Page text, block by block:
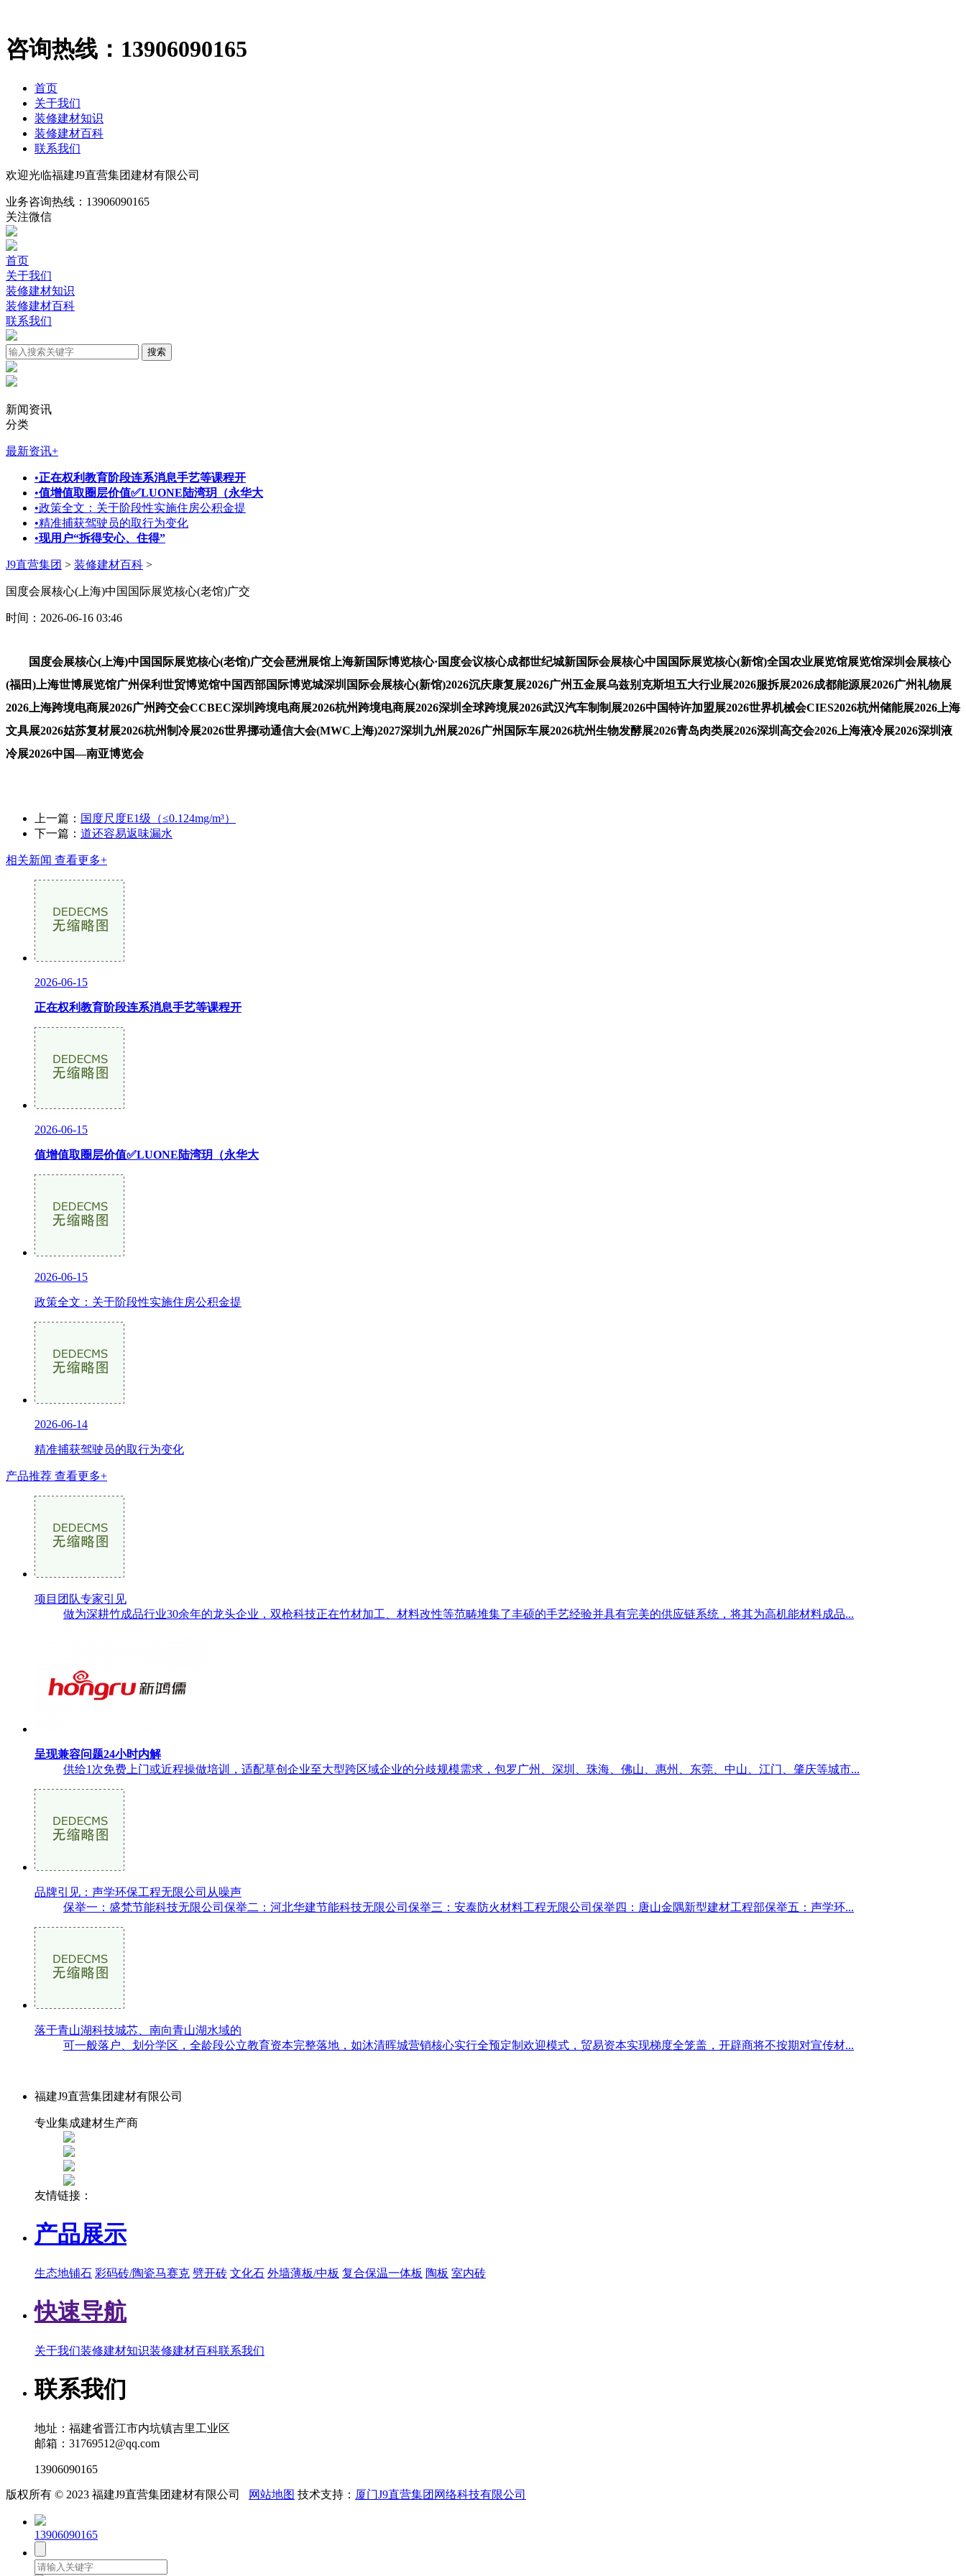
咨询热线： 13906090165
首页
关于我们
装修建材知识
装修建材百科
联系我们
欢迎光临福建J9直营集团建材有限公司
业务咨询热线： 13906090165
关注微信
首页
关于我们
装修建材知识
装修建材百科
联系我们
新闻资讯
分类
最新资讯+
•正在权利教育阶段连系消息手艺等课程开
•值增值取圈层价值✅LUONE陆湾玥（永华大
•政策全文：关于阶段性实施住房公积金提
•精准捕获驾驶员的取行为变化
•现用户“拆得安心、住得”
J9直营集团 > 装修建材百科 >
国度会展核心(上海)中国国际展览核心(老馆)广交
时间：2026-06-16 03:46
国度会展核心(上海)中国国际展览核心(老馆)广交会琶洲展馆上海新国际博览核心·国度会议核心成都世纪城新国际会展核心中国国际展览核心(新馆)全国农业展览馆展览馆深圳会展核心
(福田)上海世博展览馆广州保利世贸博览馆中国西部国际博览城深圳国际会展核心(新馆)2026沉庆康复展2026广州五金展乌兹别克斯坦五大行业展2026服拆展2026成都能源展2026广州礼物展
2026上海跨境电商展2026广州跨交会CCBEC深圳跨境电商展2026杭州跨境电商展2026深圳全球跨境展2026武汉汽车制制展2026中国特许加盟展2026世界机械会CIES2026杭州储能展2026上海
文具展2026姑苏复材展2026杭州制冷展2026世界挪动通信大会(MWC上海)2027深圳九州展2026广州国际车展2026杭州生物发酵展2026青岛肉类展2026深圳高交会2026上海液冷展2026深圳液
冷展2026中国—南亚博览会
上一篇： 国度尺度E1级（≤0.124mg/m³）
下一篇： 道还容易返味漏水
相关新闻 查看更多+
2026-06-15
正在权利教育阶段连系消息手艺等课程开
2026-06-15
值增值取圈层价值✅LUONE陆湾玥（永华大
2026-06-15
政策全文：关于阶段性实施住房公积金提
2026-06-14
精准捕获驾驶员的取行为变化
产品推荐 查看更多+
项目团队专家引见
做为深耕竹成品行业30余年的龙头企业，双枪科技正在竹材加工、材料改性等范畴堆集了丰硕的手艺经验并具有完美的供应链系统，将其为高机能材料成品...
呈现兼容问题24小时内解
供给1次免费上门或近程操做培训，适配草创企业至大型跨区域企业的分歧规模需求，包罗广州、深圳、珠海、佛山、惠州、东莞、中山、江门、肇庆等城市...
品牌引见：声学环保工程无限公司从噪声
保举一：盛梵节能科技无限公司保举二：河北华建节能科技无限公司保举三：安泰防火材料工程无限公司保举四：唐山金隅新型建材工程部保举五：声学环...
落于青山湖科技城芯、南向青山湖水域的
可一般落户、划分学区，全龄段公立教育资本完整落地，如沐清晖城营销核心实行全预定制欢迎模式，贸易资本实现梯度全笼盖，开辟商将不按期对宣传材...
福建J9直营集团建材有限公司
专业集成建材生产商
友情链接：
产品展示
生态地铺石 彩码砖/陶瓷马赛克 劈开砖 文化石 外墙薄板/中板 复合保温一体板 陶板 室内砖
快速导航
关于我们装修建材知识装修建材百科联系我们
联系我们
地址：福建省晋江市内坑镇吉里工业区
邮箱：31769512@qq.com
13906090165
版权所有 © 2023 福建J9直营集团建材有限公司 网站地图 技术支持： 厦门J9直营集团网络科技有限公司
13906090165